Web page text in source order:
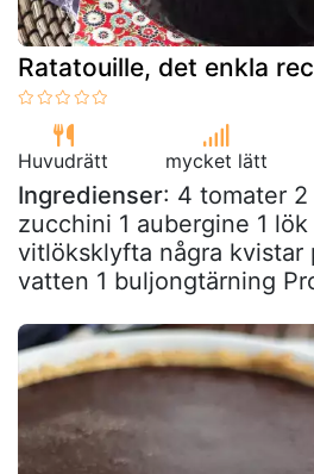
Ratatouille, det enkla
Huvudrätt mycket lätt
Ingredienser: 4 tomater
zucchini 1 aubergine 1 lök
vitlöksklyfta några kvistar
vatten 1 buljongtärning